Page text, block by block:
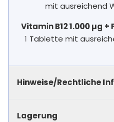
mit ausreichend
Vitamin B12 1.000 µg +
1 Tablette mit
Hinweise/Rechtliche
Lagerung